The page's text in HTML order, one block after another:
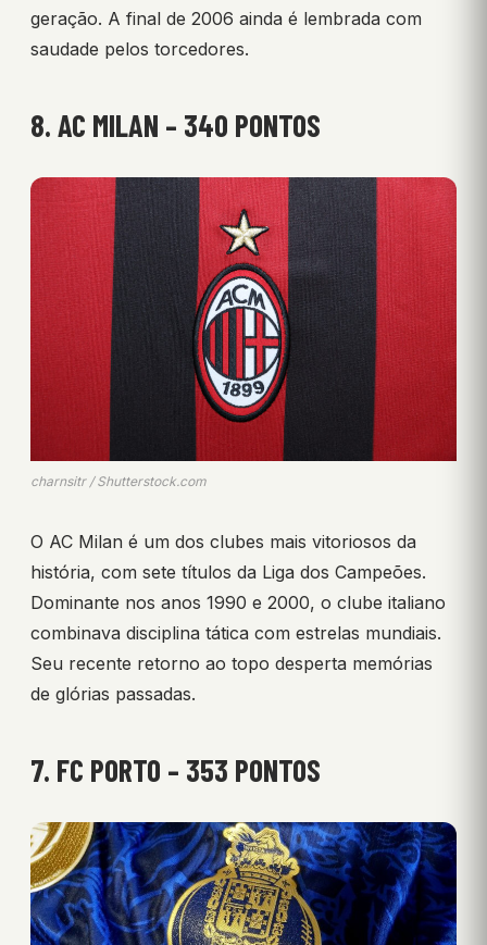
geração. A final de 2006 ainda é lembrada com
saudade pelos torcedores.
8. AC MILAN – 340 PONTOS
charnsitr / Shutterstock.com
O AC Milan é um dos clubes mais vitoriosos da
história, com sete títulos da Liga dos Campeões.
Dominante nos anos 1990 e 2000, o clube italiano
combinava disciplina tática com estrelas mundiais.
Seu recente retorno ao topo desperta memórias
de glórias passadas.
7. FC PORTO – 353 PONTOS